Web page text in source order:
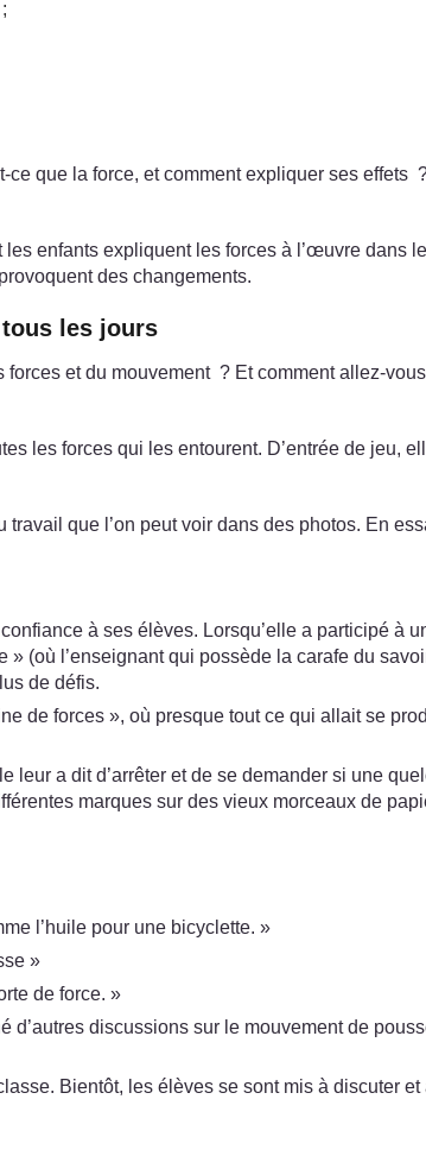
que la force, et comment expliquer ses effets
enfants expliquent les forces à l’œuvre dans
des changements.
les jours
et du mouvement ? Et comment allez-
les forces qui les entourent. D’entrée de jeu,
que l’on peut voir dans des photos. En
à ses élèves. Lorsqu’elle a participé à
(où l’enseignant qui possède la carafe du
de défis.
de forces », où presque tout ce qui allait se
leur a dit d’arrêter et de se demander si une
marques sur des vieux morceaux de
l’huile pour une bicyclette. »
»
de force. »
discussions sur le mouvement de
Bientôt, les élèves se sont mis à discuter et